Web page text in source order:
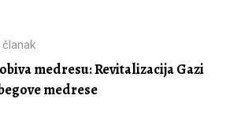
medresu: Revitalizacija Gazi
medrese